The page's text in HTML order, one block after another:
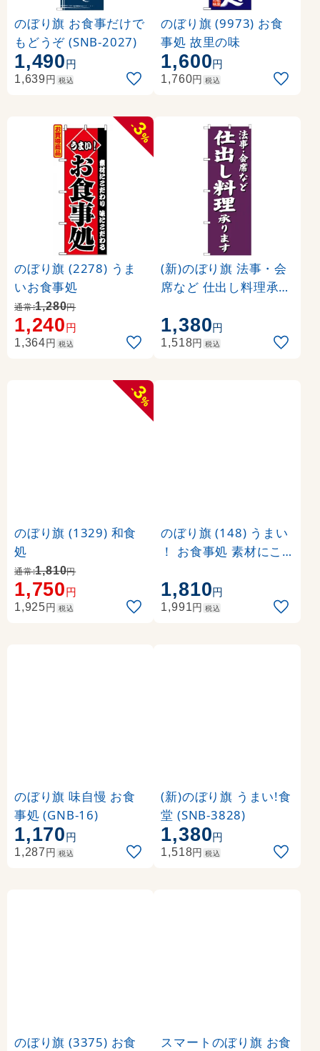
のぼり旗 お食事だけで
もどうぞ (SNB-2027)
1,490円
1,639円 税込
のぼり旗 (9973) お食
事処 故里の味
1,600円
1,760円 税込
-
3
%
のぼり旗 (2278) うま
いお食事処
通常:1,280円
1,240円
1,364円 税込
(新)のぼり旗 法事・会
席など 仕出し料理承り
1,380円
1,518円 税込
-
3
%
のぼり旗 (1329) 和食
処
通常:1,810円
1,750円
1,925円 税込
のぼり旗 (148) うまい
！ お食事処 素材にこ
1,810円
1,991円 税込
のぼり旗 味自慢 お食
事処 (GNB-16)
1,170円
1,287円 税込
(新)のぼり旗 うまい!食
堂 (SNB-3828)
1,380円
1,518円 税込
のぼり旗 (3375) お食
スマートのぼり旗 お食